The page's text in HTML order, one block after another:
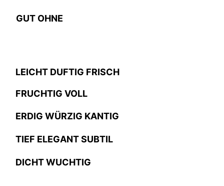
GUT OHNE
LEICHT DUFTIG FRISCH
FRUCHTIG VOLL
ERDIG WÜRZIG KANTIG
TIEF ELEGANT SUBTIL
DICHT WUCHTIG